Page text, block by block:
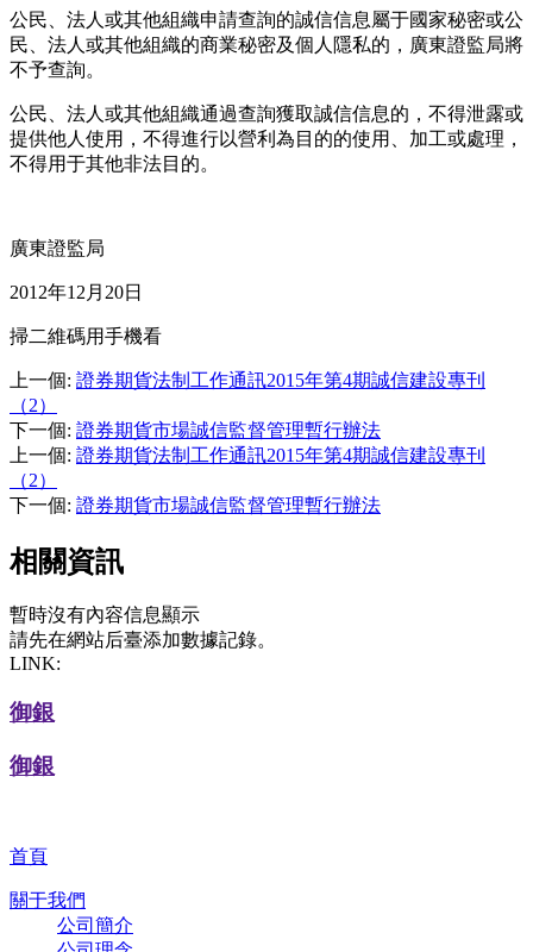
公民、法人或其他組織申請查詢的誠信信息屬于國家秘密或公
民、法人或其他組織的商業秘密及個人隱私的，廣東證監局將
不予查詢。
公民、法人或其他組織通過查詢獲取誠信信息的，不得泄露或
提供他人使用，不得進行以營利為目的的使用、加工或處理，
不得用于其他非法目的。
廣東證監局
2012年12月20日
掃二維碼用手機看
上一個: 證券期貨法制工作通訊2015年第4期誠信建設專刊
（2）
下一個: 證券期貨市場誠信監督管理暫行辦法
上一個: 證券期貨法制工作通訊2015年第4期誠信建設專刊
（2）
下一個: 證券期貨市場誠信監督管理暫行辦法
相關資訊
暫時沒有內容信息顯示
請先在網站后臺添加數據記錄。
LINK:
御銀
御銀
首頁
關于我們
公司簡介